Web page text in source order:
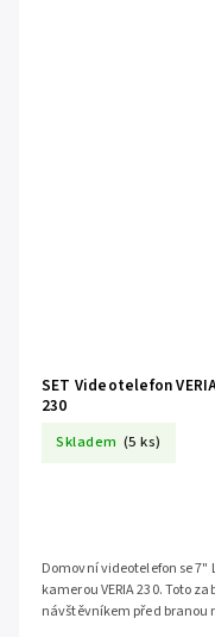
SET Videotelefon
230
Skladem (5 ks)
Domovní videotelefon se
kamerou VERIA 230. Toto
návštěvníkem před branou